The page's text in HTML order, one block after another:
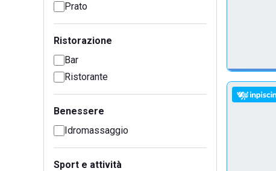
Prato
Ristorazione
Bar
Ristorante
Benessere
Idromassaggio
Sport e attività